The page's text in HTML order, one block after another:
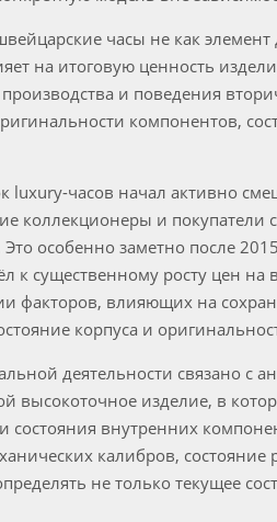
часы не как
на итоговую ценность
и поведения
компонентов,
часов начал активно
коллекционеры и покупатели
особенно заметно после
к существенному росту цен
факторов, влияющих на
корпуса и
деятельности связано с
высокоточное изделие, в
состояния внутренних
калибров,
не только текущее